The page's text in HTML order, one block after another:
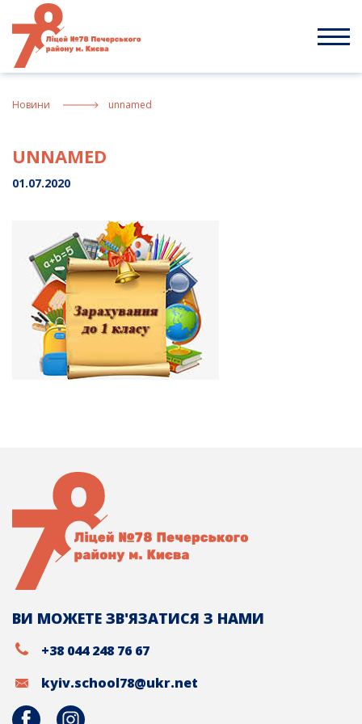
content
Новини unnamed
UNNAMED
01.07.2020
ВИ МОЖЕТЕ ЗВ'ЯЗАТИСЯ З НАМИ
+38 044 248 76 67
kyiv.school78@ukr.net